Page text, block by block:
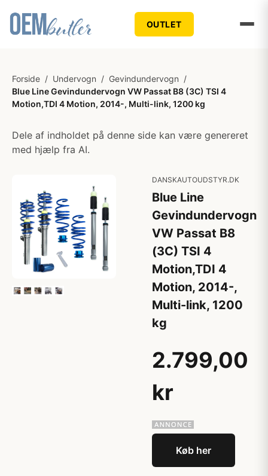
OUTLET
Forside / Undervogn / Gevindundervogn /
Blue Line Gevindundervogn VW Passat B8 (3C) TSI 4
Motion,TDI 4 Motion, 2014-, Multi-link, 1200 kg
Dele af indholdet på denne side kan være genereret
med hjælp fra AI.
DANSKAUTOUDSTYR.DK
Blue Line
Gevindundervogn
VW Passat B8
(3C) TSI 4
Motion,TDI 4
Motion, 2014-,
Multi-link, 1200
kg
2.799,00
kr
Køb her